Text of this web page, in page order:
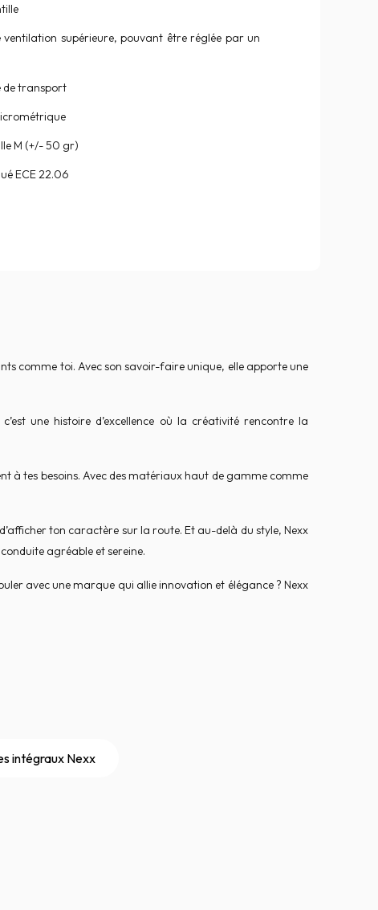
supérieure, pouvant être réglée par un
de transport
M (+/- 50 gr)
ECE 22.06
comme toi. Avec son savoir-faire unique, elle apporte une
une histoire d’excellence où la créativité rencontre la
à tes besoins. Avec des matériaux haut de gamme comme
ton caractère sur la route. Et au-delà du style, Nexx
agréable et sereine.
avec une marque qui allie innovation et élégance ? Nexx
intégraux Nexx